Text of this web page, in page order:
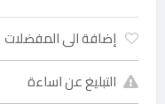
إضافة الى المفضلات
التبليغ عن اساءة